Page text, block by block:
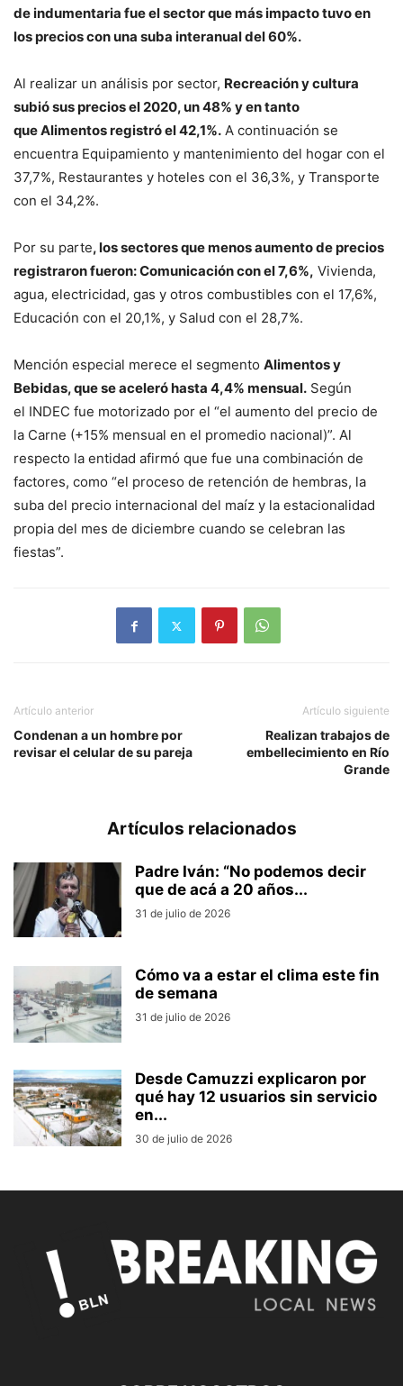
de indumentaria fue el sector que más impacto tuvo en
los precios con una suba interanual del 60%.
Al realizar un análisis por sector, Recreación y cultura
subió sus precios el 2020, un 48% y en tanto
que Alimentos registró el 42,1%. A continuación se
encuentra Equipamiento y mantenimiento del hogar con el
37,7%, Restaurantes y hoteles con el 36,3%, y Transporte
con el 34,2%.
Por su parte, los sectores que menos aumento de precios
registraron fueron: Comunicación con el 7,6%, Vivienda,
agua, electricidad, gas y otros combustibles con el 17,6%,
Educación con el 20,1%, y Salud con el 28,7%.
Mención especial merece el segmento Alimentos y
Bebidas, que se aceleró hasta 4,4% mensual. Según
el INDEC fue motorizado por el “el aumento del precio de
la Carne (+15% mensual en el promedio nacional)”. Al
respecto la entidad afirmó que fue una combinación de
factores, como “el proceso de retención de hembras, la
suba del precio internacional del maíz y la estacionalidad
propia del mes de diciembre cuando se celebran las
fiestas”.
Artículo anterior
Condenan a un hombre por
revisar el celular de su pareja
Artículo siguiente
Realizan trabajos de
embellecimiento en Río
Grande
Artículos relacionados
Padre Iván: “No podemos decir
que de acá a 20 años...
31 de julio de 2026
Cómo va a estar el clima este fin
de semana
31 de julio de 2026
Desde Camuzzi explicaron por
qué hay 12 usuarios sin servicio
en...
30 de julio de 2026